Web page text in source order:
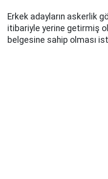
Erkek adayların askerlik
itibariyle yerine getirmiş
belgesine sahip olması